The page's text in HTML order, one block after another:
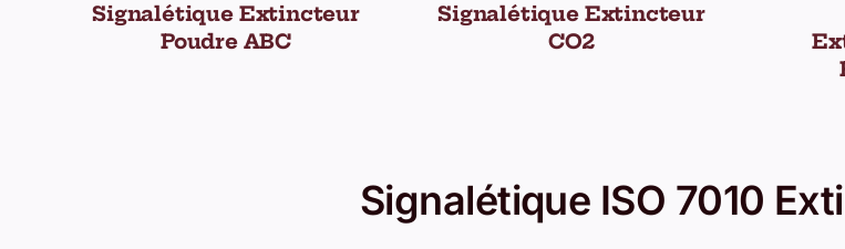
Signalétique Extincteur
Poudre ABC
Signalétique Extincteur
CO2
Signalétique ISO 7010